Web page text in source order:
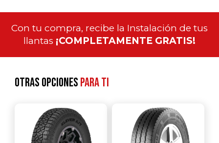
Con tu compra, recibe la Instalación de tus
llantas ¡COMPLETAMENTE GRATIS!
Otras opcionespara ti